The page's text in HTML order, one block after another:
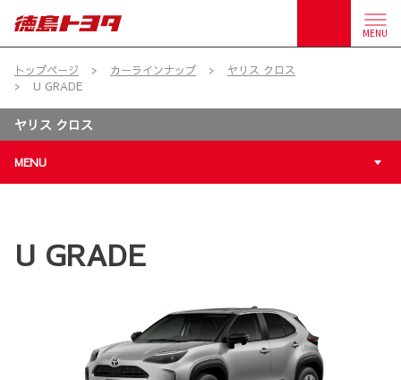
MENU
トップページ カーラインナップ
ヤリス クロス
U GRADE
ヤリス クロス
MENU
U GRADE